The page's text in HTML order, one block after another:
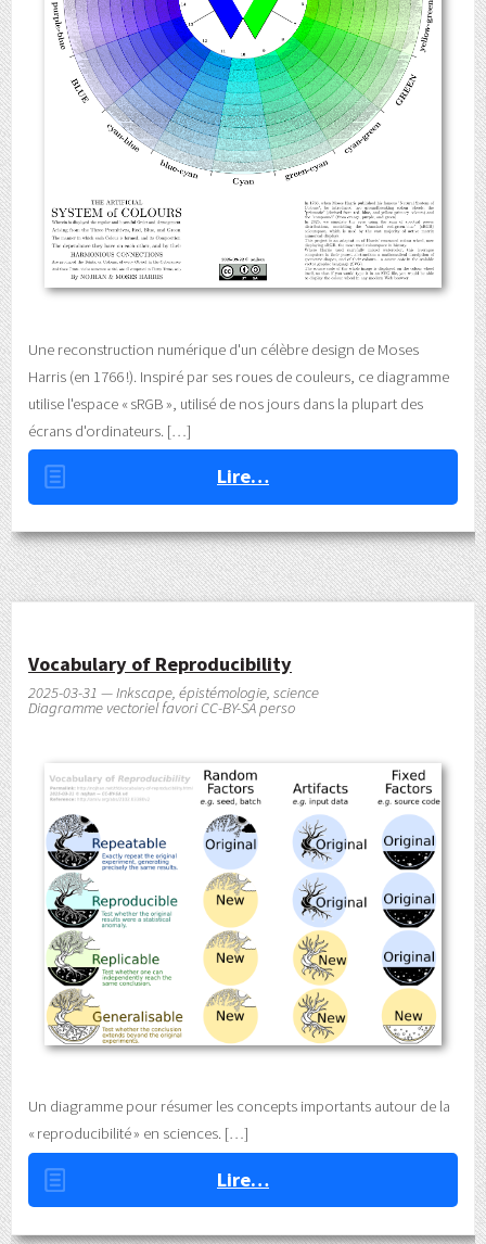
Une reconstruction numérique d'un célèbre design de Moses
Harris (en 1766 !). Inspiré par ses roues de couleurs, ce diagramme
utilise l'espace « sRGB », utilisé de nos jours dans la plupart des
écrans d'ordinateurs.
Lire…
Vocabulary of Reproducibility
2025-03-31 — Inkscape, épistémologie, science
Diagramme vectoriel favori CC-BY-SA perso
Un diagramme pour résumer les concepts importants autour de la
« reproducibilité » en sciences.
Lire…